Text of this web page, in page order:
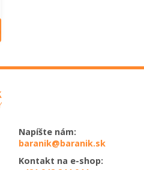
Napíšte nám:
baranik@baranik.sk
Kontakt na e-shop: